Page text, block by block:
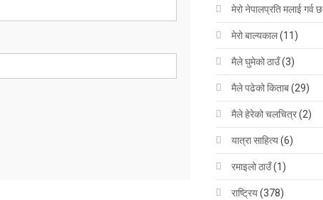
मेरो नेपालप्रति मलाई गर्व छ
मेरो बाल्यकाल(11)
मैले घुमेको ठाउँ(3)
मैले पढेको किताब(29)
मैले हेरेको चलचित्र(2)
यात्रा साहित्य(6)
रमाइलो ठाउँ(1)
राष्ट्रिय(378)